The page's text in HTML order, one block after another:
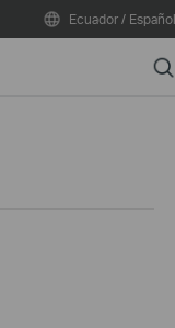
Ecuador / Español